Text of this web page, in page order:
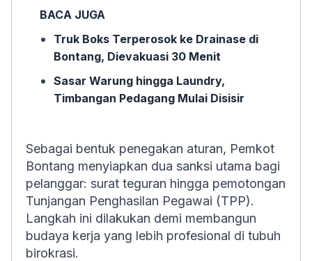
BACA JUGA
Truk Boks Terperosok ke Drainase di
Bontang, Dievakuasi 30 Menit
Sasar Warung hingga Laundry,
Timbangan Pedagang Mulai Disisir
Sebagai bentuk penegakan aturan, Pemkot
Bontang menyiapkan dua sanksi utama bagi
pelanggar: surat teguran hingga pemotongan
Tunjangan Penghasilan Pegawai (TPP).
Langkah ini dilakukan demi membangun
budaya kerja yang lebih profesional di tubuh
birokrasi.